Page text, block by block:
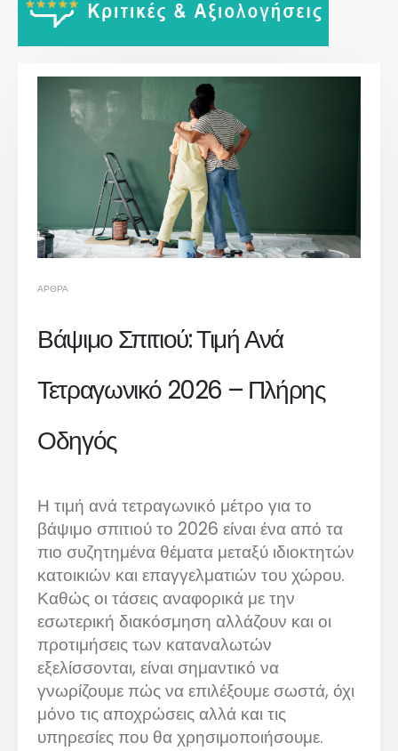
ΆΡΘΡΑ
Βάψιμο Σπιτιού: Τιμή Ανά
Τετραγωνικό 2026 – Πλήρης
Οδηγός
Η τιμή ανά τετραγωνικό μέτρο για το
βάψιμο σπιτιού το 2026 είναι ένα από τα
πιο συζητημένα θέματα μεταξύ ιδιοκτητών
κατοικιών και επαγγελματιών του χώρου.
Καθώς οι τάσεις αναφορικά με την
εσωτερική διακόσμηση αλλάζουν και οι
προτιμήσεις των καταναλωτών
εξελίσσονται, είναι σημαντικό να
γνωρίζουμε πώς να επιλέξουμε σωστά, όχι
μόνο τις αποχρώσεις αλλά και τις
υπηρεσίες που θα χρησιμοποιήσουμε.